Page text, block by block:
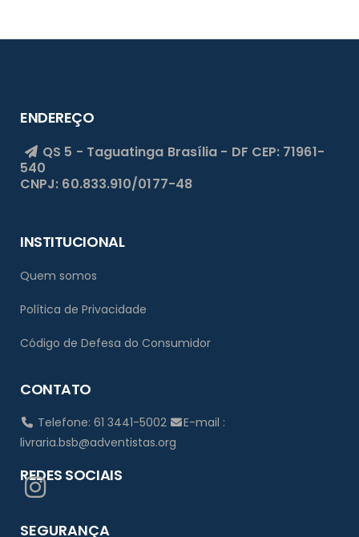
ENDEREÇO
QS 5 - Taguatinga Brasília - DF CEP: 71961-
540
CNPJ: 60.833.910/0177-48
INSTITUCIONAL
Quem somos
Política de Privacidade
Código de Defesa do Consumidor
CONTATO
Telefone: 61 3441-5002
E-mail :
livraria.bsb@adventistas.org
REDES SOCIAIS
SEGURANÇA